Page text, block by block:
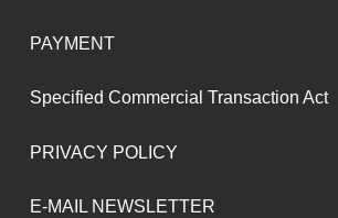
PAYMENT
Specified Commercial Transaction Act
PRIVACY POLICY
E-MAIL NEWSLETTER